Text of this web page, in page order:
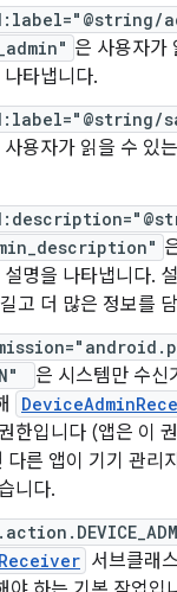
은 사용자가
타냅니다.
사용자가 읽을 수 있
설명을 나타냅니다.
고 더 많은 정보를
은 시스템만 수신
한입니다 (앱은 이
다른 앱이 기기 관리
니다.
서브클래